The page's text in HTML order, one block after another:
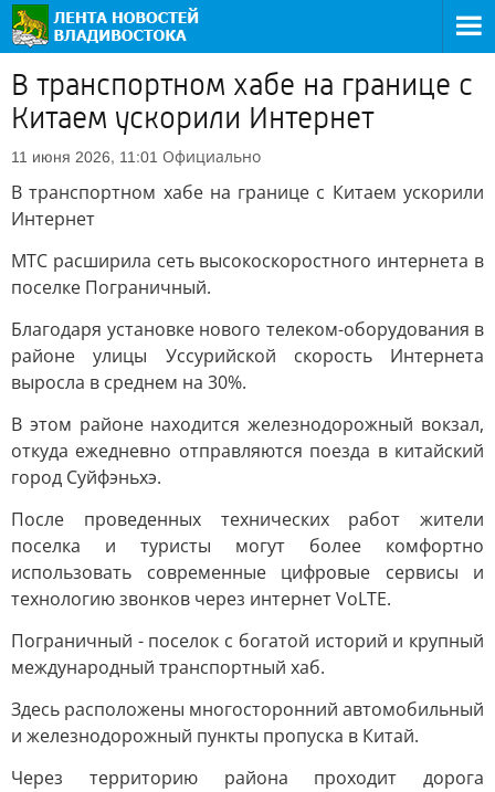
В транспортном хабе на границе с
Китаем ускорили Интернет
11 июня 2026, 11:01 Официально
В транспортном хабе на границе с Китаем ускорили
Интернет
МТС расширила сеть высокоскоростного интернета в
поселке Пограничный.
Благодаря установке нового телеком-оборудования в
районе улицы Уссурийской скорость Интернета
выросла в среднем на 30%.
В этом районе находится железнодорожный вокзал,
откуда ежедневно отправляются поезда в китайский
город Суйфэньхэ.
После проведенных технических работ жители
поселка и туристы могут более комфортно
использовать современные цифровые сервисы и
технологию звонков через интернет VoLTE.
Пограничный - поселок с богатой историй и крупный
международный транспортный хаб.
Здесь расположены многосторонний автомобильный
и железнодорожный пункты пропуска в Китай.
Через территорию района проходит дорога